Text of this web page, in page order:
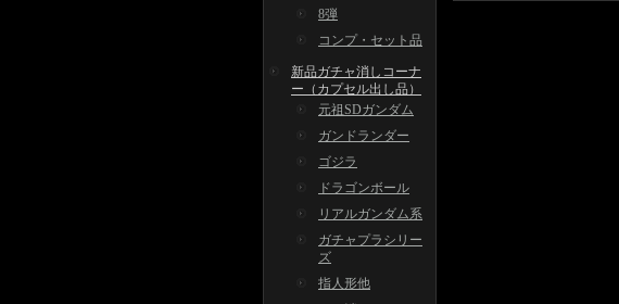
8弾
コンプ・セット品
新品ガチャ消しコーナ
ー（カプセル出し品）
元祖SDガンダム
ガンドランダー
ゴジラ
ドラゴンボール
リアルガンダム系
ガチャプラシリー
ズ
指人形他